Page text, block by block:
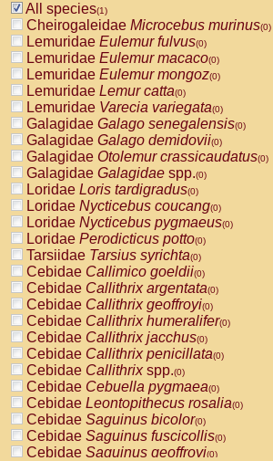
All species(1)
Cheirogaleidae Microcebus murinus(0)
Lemuridae Eulemur fulvus(0)
Lemuridae Eulemur macaco(0)
Lemuridae Eulemur mongoz(0)
Lemuridae Lemur catta(0)
Lemuridae Varecia variegata(0)
Galagidae Galago senegalensis(0)
Galagidae Galago demidovii(0)
Galagidae Otolemur crassicaudatus(0)
Galagidae Galagidae spp.(0)
Loridae Loris tardigradus(0)
Loridae Nycticebus coucang(0)
Loridae Nycticebus pygmaeus(0)
Loridae Perodicticus potto(0)
Tarsiidae Tarsius syrichta(0)
Cebidae Callimico goeldii(0)
Cebidae Callithrix argentata(0)
Cebidae Callithrix geoffroyi(0)
Cebidae Callithrix humeralifer(0)
Cebidae Callithrix jacchus(0)
Cebidae Callithrix penicillata(0)
Cebidae Callithrixspp.(0)
Cebidae Cebuella pygmaea(0)
Cebidae Leontopithecus rosalia(0)
Cebidae Saguinus bicolor(0)
Cebidae Saguinus fuscicollis(0)
Cebidae Saguinus geoffroyi(0)